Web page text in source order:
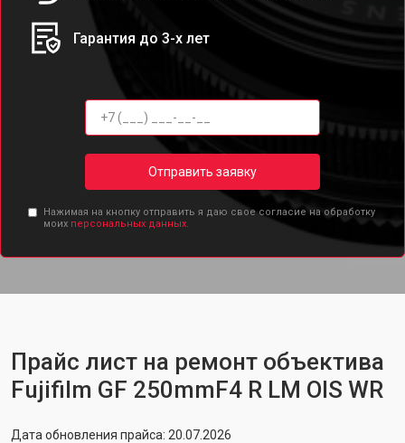
Гарантия до 3-х лет
Отправить заявку
Нажимая на кнопку отправить я даю свое согласие на обработку
моих персональных данных.
Прайс лист на ремонт объектива
Fujifilm GF 250mmF4 R LM OIS WR
Дата обновления прайса: 20.07.2026